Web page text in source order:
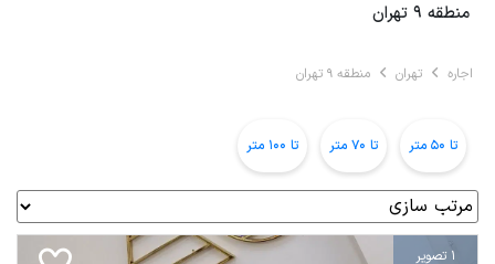
منطقه 9 تهران
اجاره تهران منطقه 9 تهران
تا 50 متر تا 70 متر تا 100 متر
1 تصویر